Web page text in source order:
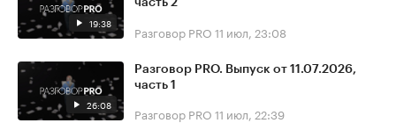
19:38
часть 2
Разговор PRO 11 июл, 23:08
26:08
Разговор PRO. Выпуск от 11.07.2026,
часть 1
Разговор PRO 11 июл, 22:39